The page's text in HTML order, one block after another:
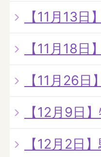
【11月13
【11月18
【11月26
【12月9日
【12月2日